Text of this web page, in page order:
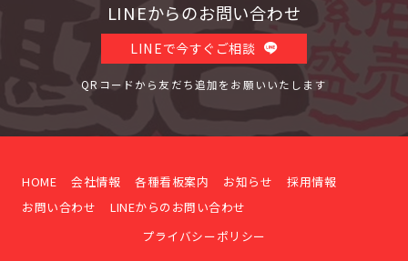
LINEからのお問い合わせ
LINEで今すぐご相談
QRコードから友だち追加をお願いいたします
HOME 会社情報 各種看板案内 お知らせ
採用情報
お問い合わせ
LINEからのお問い合わせ
プライバシーポリシー